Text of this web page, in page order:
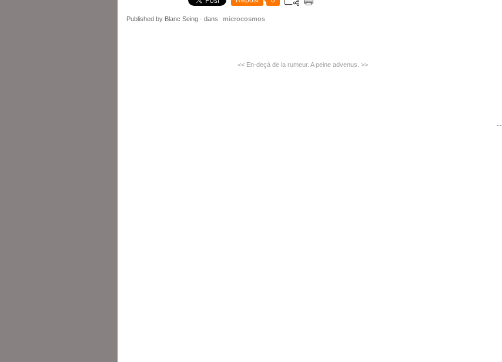
Published by Blanc Seing - dans microcosmos
<< En-deçà de la rumeur. A peine advenus. >>